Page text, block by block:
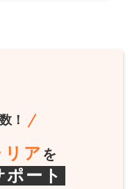
！
リア を
ポート